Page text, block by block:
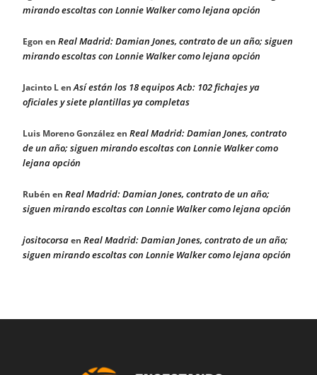
mirando escoltas con Lonnie Walker como lejana opción
Egon en Real Madrid: Damian Jones, contrato de un año; siguen
mirando escoltas con Lonnie Walker como lejana opción
Jacinto LenAsí están los 18 equipos Acb: 102 fichajes ya
oficiales y siete plantillas ya completas
Luis Moreno Gonzálezen Real Madrid: Damian Jones, contrato
de un año; siguen mirando escoltas con Lonnie Walker como
lejana opción
Rubén en Real Madrid: Damian Jones, contrato de un año;
siguen mirando escoltas con Lonnie Walker como lejana opción
jositocorsaen Real Madrid: Damian Jones, contrato de un año;
siguen mirando escoltas con Lonnie Walker como lejana opción